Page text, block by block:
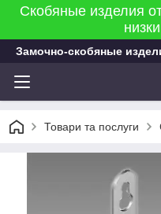
Скобяные изделия
Замочно-скобяные
Товари та послуги